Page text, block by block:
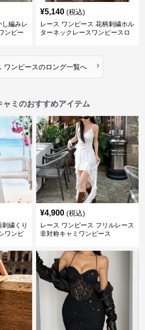
し編みレ
ンピー
¥5,140 (税込)
レース ワンピース 花柄刺繍ホル
ターネックレースワンピースロ
ワンピースのロング一覧へ ›
ャミのおすすめアイテム
繍くり
ワンピ
¥4,900 (税込)
レース ワンピース フリルレース
非対称キャミワンピース